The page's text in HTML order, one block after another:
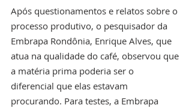
Após questionamentos e relatos sobre o
processo produtivo, o pesquisador da
Embrapa Rondônia, Enrique Alves, que
atua na qualidade do café, observou que
a matéria prima poderia ser o
diferencial que elas estavam
procurando. Para testes, a Embrapa